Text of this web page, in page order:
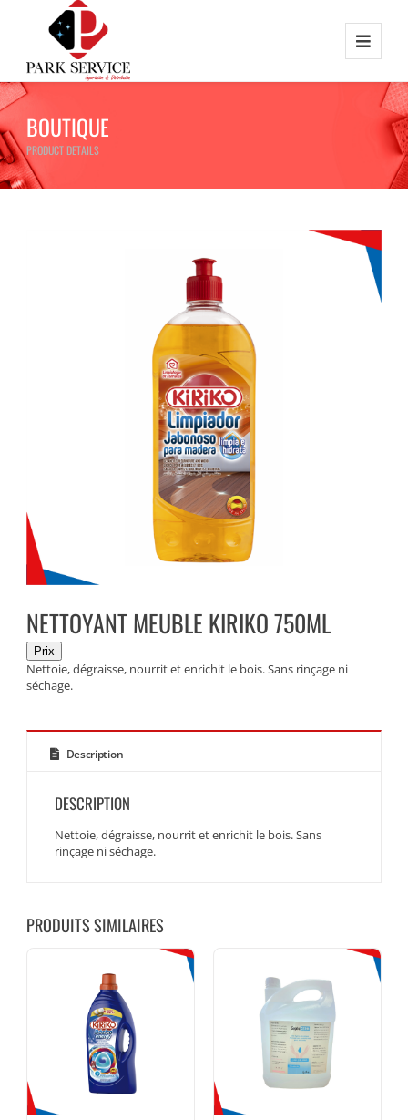
BOUTIQUE
PRODUCT DETAILS
NETTOYANT MEUBLE KIRIKO 750ML
Nettoie, dégraisse, nourrit et enrichit le bois. Sans rinçage ni
séchage.
Description
DESCRIPTION
Nettoie, dégraisse, nourrit et enrichit le bois. Sans
rinçage ni séchage.
PRODUITS SIMILAIRES